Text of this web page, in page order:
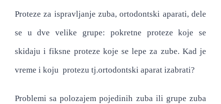
Proteze za ispravljanje zuba, ortodontski aparati, dele
se u dve velike grupe: pokretne proteze koje se
skidaju i fiksne proteze koje se lepe za zube. Kad je
vreme i koju protezu tj.ortodontski aparat izabrati?
Problemi sa polozajem pojedinih zuba ili grupe zuba